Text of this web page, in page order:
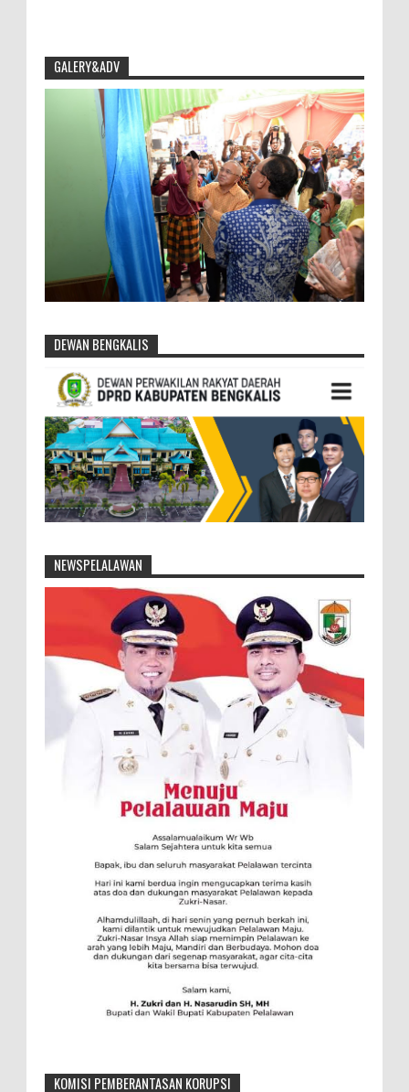
GALERY&ADV
DEWAN BENGKALIS
NEWSPELALAWAN
KOMISI PEMBERANTASAN KORUPSI